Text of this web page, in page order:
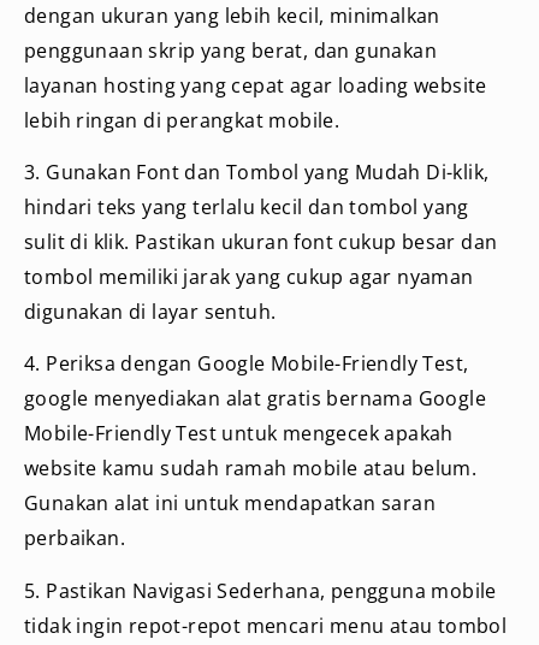
dengan ukuran yang lebih kecil, minimalkan
penggunaan skrip yang berat, dan gunakan
layanan hosting yang cepat agar loading website
lebih ringan di perangkat mobile.
3. Gunakan Font dan Tombol yang Mudah Di-klik,
hindari teks yang terlalu kecil dan tombol yang
sulit di klik. Pastikan ukuran font cukup besar dan
tombol memiliki jarak yang cukup agar nyaman
digunakan di layar sentuh.
4. Periksa dengan Google Mobile-Friendly Test,
google menyediakan alat gratis bernama Google
Mobile-Friendly Test untuk mengecek apakah
website kamu sudah ramah mobile atau belum.
Gunakan alat ini untuk mendapatkan saran
perbaikan.
5. Pastikan Navigasi Sederhana, pengguna mobile
tidak ingin repot-repot mencari menu atau tombol